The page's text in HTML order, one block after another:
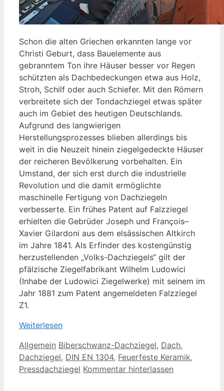
Schon die alten Griechen erkannten lange vor
Christi Geburt, dass Bauelemente aus
gebranntem Ton ihre Häuser besser vor Regen
schützten als Dachbedeckungen etwa aus Holz,
Stroh, Schilf oder auch Schiefer. Mit den Römern
verbreitete sich der Tondachziegel etwas später
auch im Gebiet des heutigen Deutschlands.
Aufgrund des langwierigen
Herstellungsprozesses blieben allerdings bis
weit in die Neuzeit hinein ziegelgedeckte Häuser
der reicheren Bevölkerung vorbehalten. Ein
Umstand, der sich erst durch die industrielle
Revolution und die damit ermöglichte
maschinelle Fertigung von Dachziegeln
verbesserte. Ein frühes Patent auf Falzziegel
erhielten die Gebrüder Joseph und François–
Xavier Gilardoni aus dem elsässischen Altkirch
im Jahre 1841. Als Erfinder des kostengünstig
herzustellenden „Volks-Dachziegels“ gilt der
pfälzische Ziegelfabrikant Wilhelm Ludowici
(Inhabe der Ludowici Ziegelwerke) mit seinem im
Jahr 1881 zum Patent angemeldeten Falzziegel
Z1.
Weiterlesen
Kategorien
Allgemein Schlagwörter
Biberschwanz-Dachziegel, Dach,
Dachziegel, DIN EN 1304, Feuerfeste Keramik,
Pressdachziegel Kommentar hinterlassen